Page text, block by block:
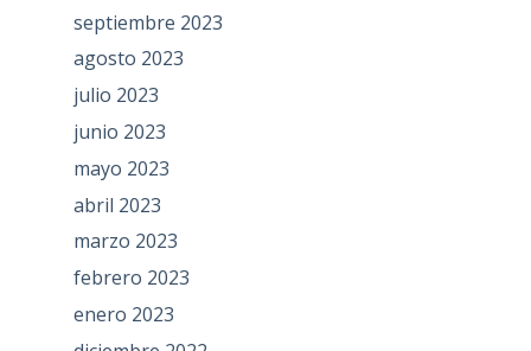
septiembre 2023
agosto 2023
julio 2023
junio 2023
mayo 2023
abril 2023
marzo 2023
febrero 2023
enero 2023